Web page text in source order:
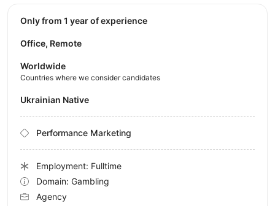
Only from 1 year of experience
Office, Remote
Worldwide
Countries where we consider candidates
Ukrainian Native
Performance Marketing
Employment: Fulltime
Domain: Gambling
Agency